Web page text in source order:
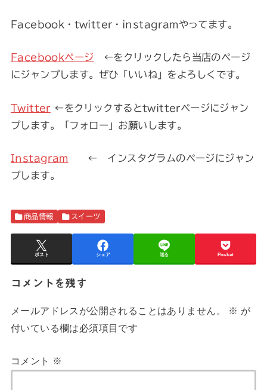
Facebook・twitter・instagramやってます。
Facebookページ ←をクリックしたら当店のページ
にジャンプします。ぜひ「いいね」をよろしくです。
Twitter ←をクリックするとtwitterページにジャン
プします。「フォロー」お願いします。
Instagram ← インスタグラムのページにジャン
プします。
商品情報 スイーツ
ポスト シェア 送る Pocket
コメントを残す
メールアドレスが公開されることはありません。 ※ が
付いている欄は必須項目です
コメント ※